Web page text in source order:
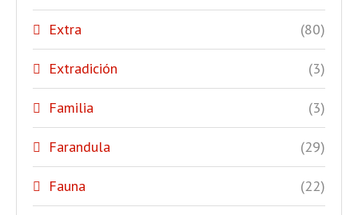
Extra (80)
Extradición (3)
Familia (3)
Farandula (29)
Fauna (22)